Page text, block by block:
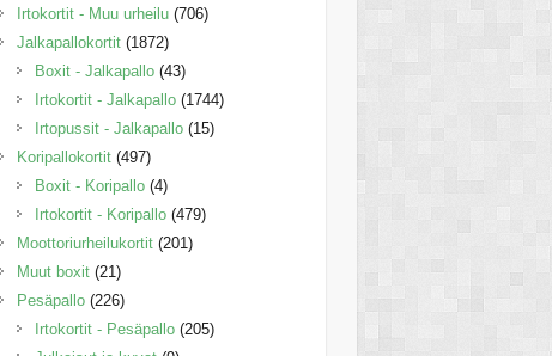
Irtokortit - Muu urheilu (706)
Jalkapallokortit (1872)
Boxit - Jalkapallo (43)
Irtokortit - Jalkapallo (1744)
Irtopussit - Jalkapallo (15)
Koripallokortit (497)
Boxit - Koripallo (4)
Irtokortit - Koripallo (479)
Moottoriurheilukortit (201)
Muut boxit (21)
Pesäpallo (226)
Irtokortit - Pesäpallo (205)